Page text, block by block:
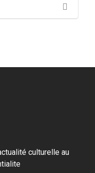
Search
culturelle au